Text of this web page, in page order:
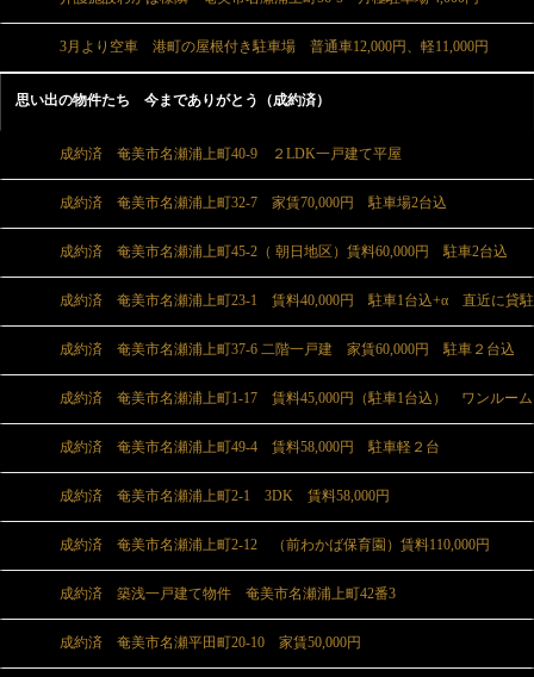
3月より空車 港町の屋根付き駐車場 普通車12,000円、軽11,000円
思い出の物件たち 今までありがとう（成約済）
成約済 奄美市名瀬浦上町40-9 ２LDK一戸建て平屋
成約済 奄美市名瀬浦上町32-7 家賃70,000円 駐車場2台込
成約済 奄美市名瀬浦上町45-2（ 朝日地区）賃料60,000円 駐車2台込
成約済 奄美市名瀬浦上町23-1 賃料40,000円 駐車1台込+α 直近に貸
成約済 奄美市名瀬浦上町37-6 二階一戸建 家賃60,000円 駐車２台込
成約済 奄美市名瀬浦上町1-17 賃料45,000円（駐車1台込） ワンルーム
成約済 奄美市名瀬浦上町49-4 賃料58,000円 駐車軽２台
成約済 奄美市名瀬浦上町2-1 3DK 賃料58,000円
成約済 奄美市名瀬浦上町2-12 （前わかば保育園）賃料110,000円
成約済 築浅一戸建て物件 奄美市名瀬浦上町42番3
成約済 奄美市名瀬平田町20-10 家賃50,000円